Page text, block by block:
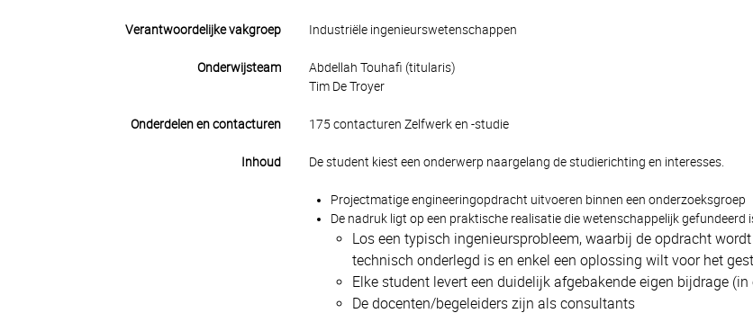
Verantwoordelijke vakgroep Industriële ingenieurswetenschappen
Onderwijsteam
Abdellah Touhafi (titularis)
Tim De Troyer
Onderdelen en contacturen 175 contacturen Zelfwerk en -studie
Inhoud De student kiest een onderwerp naargelang de studierichting en interesses.
Projectmatige engineeringopdracht uitvoeren binnen een onderzoeksgroep
De nadruk ligt op een praktische realisatie die wetenschappelijk gefundeerd
Los een typisch ingenieursprobleem, waarbij de opdracht
technisch onderlegd is en enkel een oplossing wilt voor het
Elke student levert een duidelijk afgebakende eigen bijdrage
De docenten/begeleiders zijn als consultants